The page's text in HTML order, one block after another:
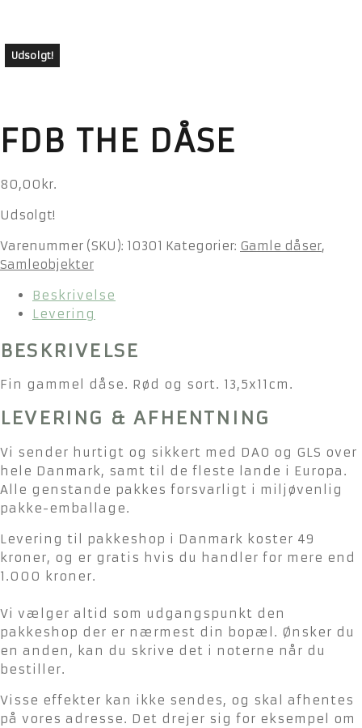
Udsolgt!
FDB THE DÅSE
80,00 kr.
Udsolgt!
Varenummer (SKU): 10301 Kategorier: Gamle dåser,
Samleobjekter
Beskrivelse
Levering
BESKRIVELSE
Fin gammel dåse. Rød og sort. 13,5x11cm.
LEVERING & AFHENTNING
Vi sender hurtigt og sikkert med DAO og GLS over
hele Danmark, samt til de fleste lande i Europa.
Alle genstande pakkes forsvarligt i miljøvenlig
pakke-emballage.
Levering til pakkeshop i Danmark koster 49
kroner, og er gratis hvis du handler for mere end
1.000 kroner.
Vi vælger altid som udgangspunkt den
pakkeshop der er nærmest din bopæl. Ønsker du
en anden, kan du skrive det i noterne når du
bestiller.
Visse effekter kan ikke sendes, og skal afhentes
på vores adresse. Det drejer sig for eksempel om